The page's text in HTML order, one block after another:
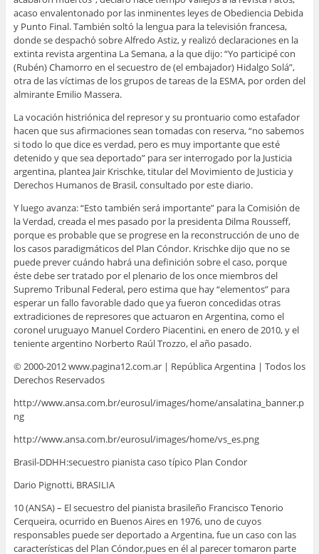
acaso envalentonado por las inminentes leyes de Obediencia Debida
y Punto Final. También soltó la lengua para la televisión francesa,
donde se despachó sobre Alfredo Astiz, y realizó declaraciones en la
extinta revista argentina La Semana, a la que dijo: “Yo participé con
(Rubén) Chamorro en el secuestro de (el embajador) Hidalgo Solá”,
otra de las víctimas de los grupos de tareas de la ESMA, por orden del
almirante Emilio Massera.
La vocación histriónica del represor y su prontuario como estafador
hacen que sus afirmaciones sean tomadas con reserva, “no sabemos
si todo lo que dice es verdad, pero es muy importante que esté
detenido y que sea deportado” para ser interrogado por la Justicia
argentina, plantea Jair Krischke, titular del Movimiento de Justicia y
Derechos Humanos de Brasil, consultado por este diario.
Y luego avanza: “Esto también será importante” para la Comisión de
la Verdad, creada el mes pasado por la presidenta Dilma Rousseff,
porque es probable que se progrese en la reconstrucción de uno de
los casos paradigmáticos del Plan Cóndor. Krischke dijo que no se
puede prever cuándo habrá una definición sobre el caso, porque
éste debe ser tratado por el plenario de los once miembros del
Supremo Tribunal Federal, pero estima que hay “elementos” para
esperar un fallo favorable dado que ya fueron concedidas otras
extradiciones de represores que actuaron en Argentina, como el
coronel uruguayo Manuel Cordero Piacentini, en enero de 2010, y el
teniente argentino Norberto Raúl Trozzo, el año pasado.
© 2000-2012 www.pagina12.com.ar | República Argentina | Todos los
Derechos Reservados
http://www.ansa.com.br/eurosul/images/home/ansalatina_banner.p
ng
http://www.ansa.com.br/eurosul/images/home/vs_es.png
Brasil-DDHH:secuestro pianista caso típico Plan Condor
Dario Pignotti, BRASILIA
10 (ANSA) – El secuestro del pianista brasileño Francisco Tenorio
Cerqueira, ocurrido en Buenos Aires en 1976, uno de cuyos
responsables puede ser deportado a Argentina, fue un caso con las
características del Plan Cóndor,pues en él al parecer tomaron parte